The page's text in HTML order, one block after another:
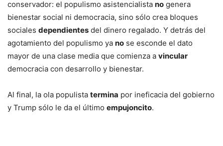
conservador: el populismo asistencialista no genera
bienestar social ni democracia, sino sólo crea bloques
sociales dependientes del dinero regalado. Y detrás del
agotamiento del populismo ya no se esconde el dato
mayor de una clase media que comienza a vincular
democracia con desarrollo y bienestar.
Al final, la ola populista termina por ineficacia del gobierno
y Trump sólo le da el último empujoncito.